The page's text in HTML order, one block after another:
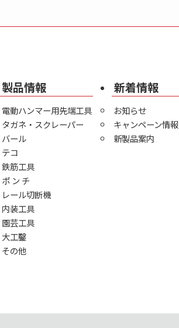
製品情報
電動ハンマー用先端工具
タガネ・スクレーパー
バール
テコ
鉄筋工具
ポ ン チ
レール切断機
内装工具
園芸工具
大工鑿
その他
新着情報
お知らせ
キャンペーン情報
新製品案内